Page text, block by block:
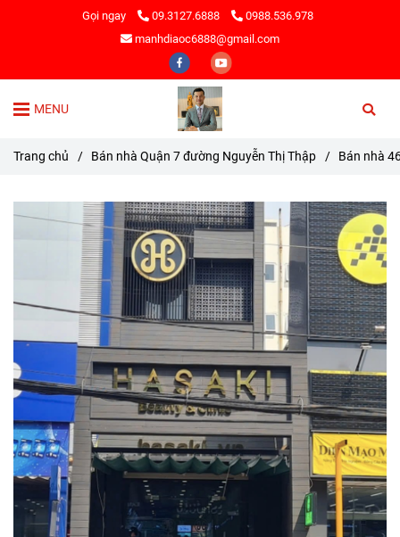
Gọi ngay 09.3127.6888
0988.536.978
manhdiaoc6888@gmail.com
MENU
Trang chủ / Bán nhà Quận 7 đường Nguyễn Thị Thập / Bán nhà